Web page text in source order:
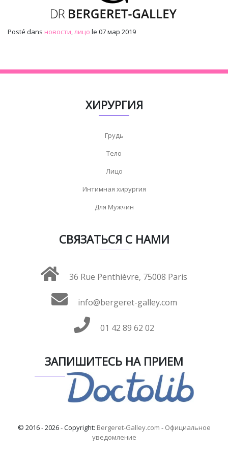
Posté dans новости лицо le 07 мар 2019
ХИРУРГИЯ
Грудь
Тело
Лицо
Интимная хирургия
Для Мужчин
СВЯЗАТЬСЯ С НАМИ
36 Rue Penthièvre, 75008 Paris
info@bergeret-galley.com
01 42 89 62 02
ЗАПИШИТЕСЬ НА ПРИЕМ
© 2016 - 2026 - Copyright: Bergeret-Galley.com - Официальное
уведомление